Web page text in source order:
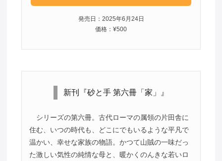
発売日：2025年6月24日
価格：¥500
新刊『砂と手 第六冊「家」』
シリーズの第六冊。古代ローマの属領の片田舎に
住む、いつの時代も、どこにでもいるような平凡で
温かい、幸せな家族の物語。かつて山賊の一味だっ
た激しい気性の純情な母と、暖かくのんきな若いロ